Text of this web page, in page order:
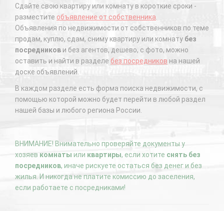
Сдайте свою квартиру или комнату в короткие сроки -
разместите объявление от собственника.
Объявления по недвижимости от собственников по теме
продам, куплю, сдам, сниму квартиру или комнату без
посредников и без агентов, дешево, с фото, можно
оставить и найти в разделе без посредников на нашей
доске объявлений.
В каждом разделе есть форма поиска недвижимости, с
помощью которой можно будет перейти в любой раздел
нашей базы и любого региона России.
ВНИМАНИЕ! Внимательно проверяйте документы у
хозяев комнаты или квартиры, если хотите снять без
посредников, иначе рискуете остаться без денег и без
жилья. И никогда не платите комиссию до заселения,
если работаете с посредниками!